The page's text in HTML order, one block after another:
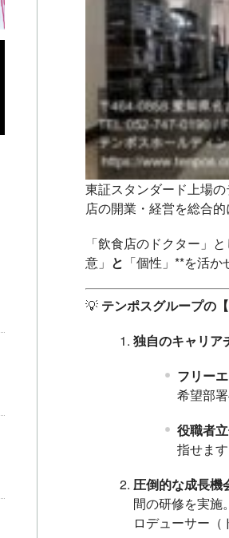
東証スタンダード上場
店の開業・経営を総合
「飲食店のドクター」
意」 と 「個性」**を活
💡 テンポスグループの
独自のキャリア
フリー
希望部
役職者
指せま
圧倒的な成長機
間の研修を実施
ロデューサー（